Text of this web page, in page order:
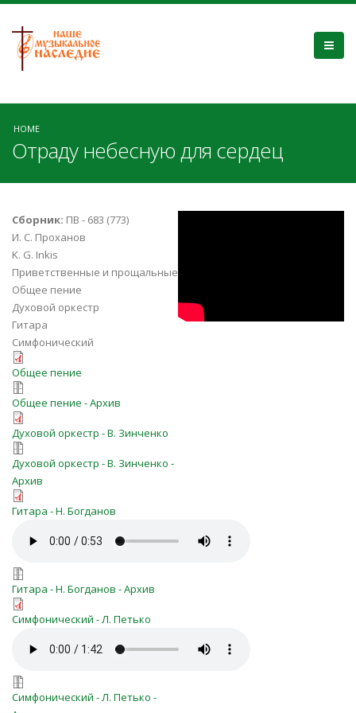
HOME
Отраду небесную для сердец
Сборник: ПВ - 683 (773)
И. С. Проханов
K. G. Inkis
Приветственные и прощальные
Общее пение
Духовой оркестр
Гитара
Симфонический
otradu-nebesnuyu-683.pdf
Общее пение
otradu-nebesnuyu-683.7z
Общее пение - Архив
otradu-nebesnuyu-duh.pdf
Духовой оркестр - В. Зинченко
otradu-nebesnuyu-duh.7z
Духовой оркестр - В. Зинченко -
Архив
Отраду небесную для сердец
(773)_0.pdf
Гитара - Н. Богданов
Отраду небесную для сердец
(773).mp3
otradu_nebesnuyu_(773).7z
Гитара - Н. Богданов - Архив
Отраду небесную_Symfo_L_P.pdf
Симфонический - Л. Петько
Отраду небесную_Symfo_L_P.mp3
Отраду небесную_Symfo_L_P.7z
Симфонический - Л. Петько -